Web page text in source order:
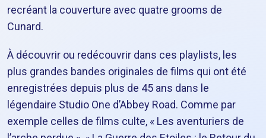
recréant la couverture avec quatre grooms de
Cunard.
À découvrir ou redécouvrir dans ces playlists, les
plus grandes bandes originales de films qui ont été
enregistrées depuis plus de 45 ans dans le
légendaire Studio One d’Abbey Road. Comme par
exemple celles de films culte, « Les aventuriers de